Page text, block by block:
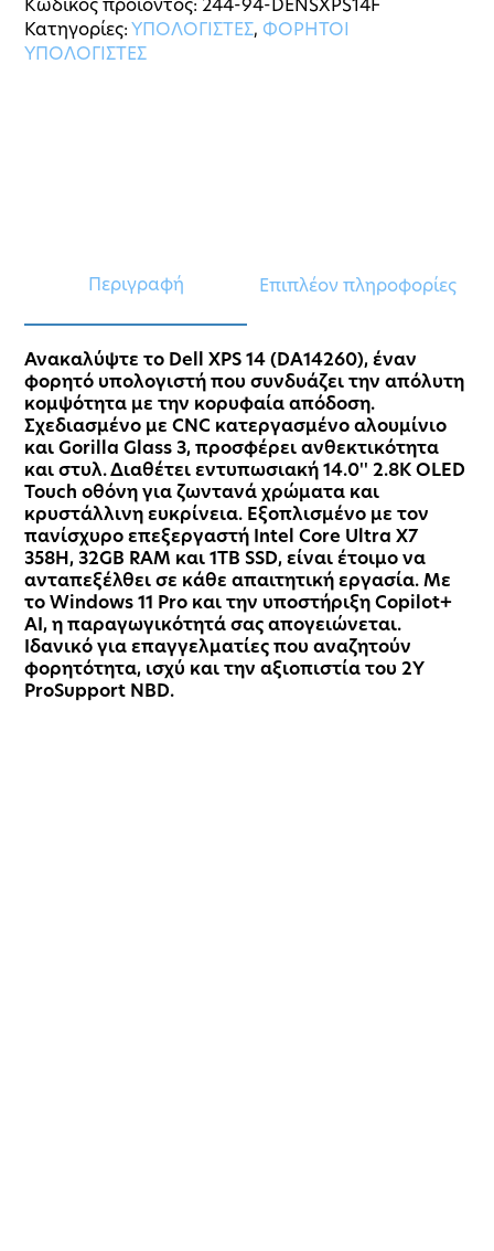
Κωδικός προϊόντος:244-94-DENSXPS14F
Κατηγορίες: ΥΠΟΛΟΓΙΣΤΕΣ, ΦΟΡΗΤΟΙ
ΥΠΟΛΟΓΙΣΤΕΣ
Περιγραφή Επιπλέον πληροφορίες
Ανακαλύψτε το Dell XPS 14 (DA14260), έναν
φορητό υπολογιστή που συνδυάζει την απόλυτη
κομψότητα με την κορυφαία απόδοση.
Σχεδιασμένο με CNC κατεργασμένο αλουμίνιο
και Gorilla Glass 3, προσφέρει ανθεκτικότητα
και στυλ. Διαθέτει εντυπωσιακή 14.0'' 2.8K OLED
Touch οθόνη για ζωντανά χρώματα και
κρυστάλλινη ευκρίνεια. Εξοπλισμένο με τον
πανίσχυρο επεξεργαστή Intel Core Ultra X7
358H, 32GB RAM και 1TB SSD, είναι έτοιμο να
ανταπεξέλθει σε κάθε απαιτητική εργασία. Με
το Windows 11 Pro και την υποστήριξη Copilot+
AI, η παραγωγικότητά σας απογειώνεται.
Ιδανικό για επαγγελματίες που αναζητούν
φορητότητα, ισχύ και την αξιοπιστία του 2Y
ProSupport NBD.